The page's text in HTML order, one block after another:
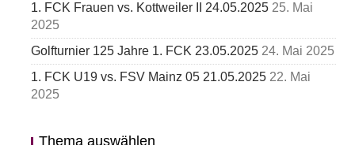
1. FCK Frauen vs. Kottweiler II 24.05.2025 25. Mai
2025
Golfturnier 125 Jahre 1. FCK 23.05.2025 24. Mai 2025
1. FCK U19 vs. FSV Mainz 05 21.05.2025 22. Mai
2025
Thema auswählen